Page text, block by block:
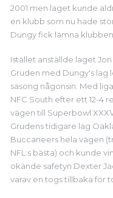
2001 men laget kunde
en klubb som nu hade
Dungy fick lämna klubben.
Istället anställde laget
Gruden med Dungy's lag
säsong någonsin. Med
NFC South efter ett 12-4
vägen till Superbowl
Grudens tidigare lag
Buccaneers hela vägen
NFL:s bästa) och kunde
okände safetyn Dexter
varav en togs tillbaka för